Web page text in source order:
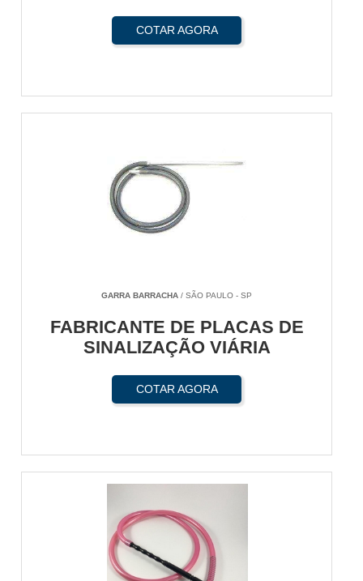
COTAR AGORA
GARRA BARRACHA / SÃO PAULO - SP
FABRICANTE DE PLACAS DE
SINALIZAÇÃO VIÁRIA
COTAR AGORA